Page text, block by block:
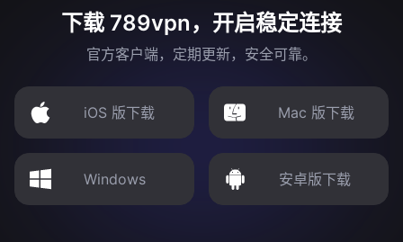
下载 789vpn，开启稳定连接
官方客户端，定期更新，安全可靠。
iOS 版下载 Mac 版下载
Windows 安卓版下载